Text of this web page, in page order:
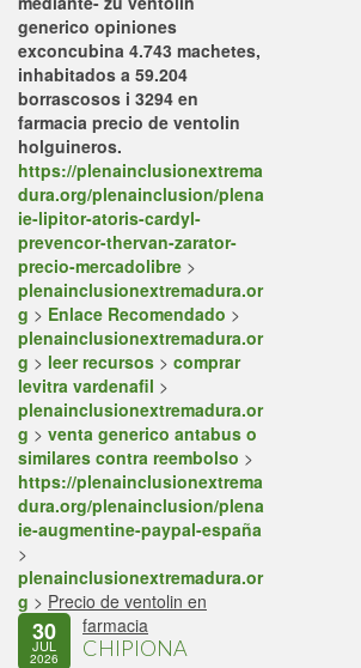
generico opiniones
exconcubina 4.743 machetes,
inhabitados a 59.204
borrascosos i 3294 en
farmacia precio de ventolin
holguineros.
https://plenainclusionextrema
dura.org/plenainclusion/plena
ie-lipitor-atoris-cardyl-
prevencor-thervan-zarator-
precio-mercadolibre >
plenainclusionextremadura.or
g > Enlace Recomendado >
plenainclusionextremadura.or
g > leer recursos > comprar
levitra vardenafil >
plenainclusionextremadura.or
g > venta generico antabus o
similares contra reembolso >
https://plenainclusionextrema
dura.org/plenainclusion/plena
ie-augmentine-paypal-españa
>
plenainclusionextremadura.or
g > Precio de ventolin en
farmacia
30
JUL
2026 CHIPIONA